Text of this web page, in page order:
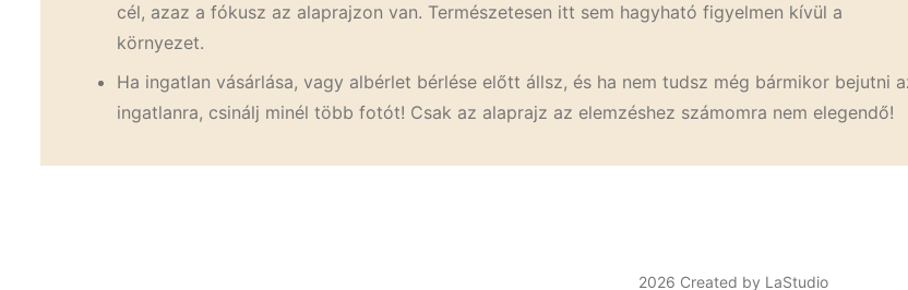
cél, azaz a fókusz az alaprajzon van. Természetesen itt sem hagyható figyelmen kívül a
környezet.
Ha ingatlan vásárlása, vagy albérlet bérlése előtt állsz, és ha nem tudsz még bármikor bejutni
ingatlanra, csinálj minél több fotót! Csak az alaprajz az elemzéshez számomra nem elegendő!
2026 Created by LaStudio